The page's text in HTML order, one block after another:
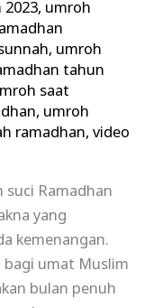
2023, umroh
, umroh
tahun
saat
, umroh
ramadhan,video
suci Ramadhan
yang
kemenangan.
bagi umat Muslim
bulan penuh